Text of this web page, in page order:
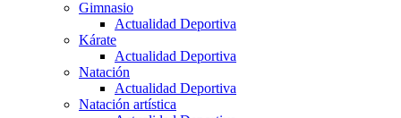
Gimnasio
Actualidad Deportiva
Kárate
Actualidad Deportiva
Natación
Actualidad Deportiva
Natación artística